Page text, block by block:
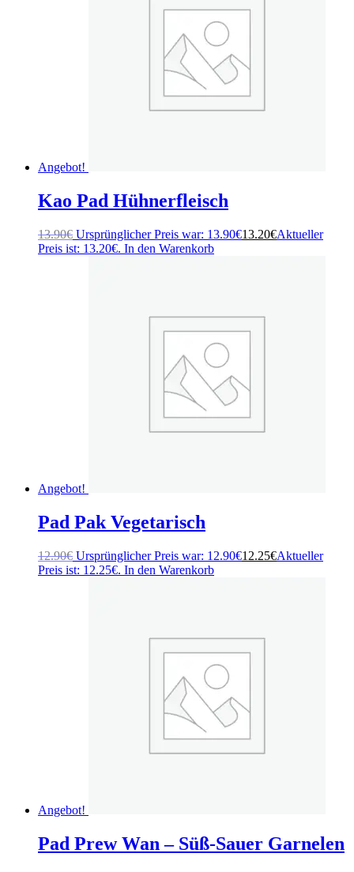
Angebot!
Kao Pad Hühnerfleisch
13.90€ Ursprünglicher Preis war: 13.90€13.20€Aktueller
Preis ist: 13.20€. In den Warenkorb
Angebot!
Pad Pak Vegetarisch
12.90€ Ursprünglicher Preis war: 12.90€12.25€Aktueller
Preis ist: 12.25€. In den Warenkorb
Angebot!
Pad Prew Wan – Süß-Sauer Garnelen